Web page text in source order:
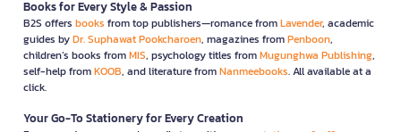
Books for Every Style & Passion
B2S offers books from top publishers—romance fromLavender, academic
guides byDr. Suphawat Pookcharoen, magazines fromPenboon,
children’s books fromMIS, psychology titles fromMugunghwa Publishing,
self-help fromKOOB, and literature fromNanmeebooks. All available at a
click.
Your Go-To Stationery for Every Creation